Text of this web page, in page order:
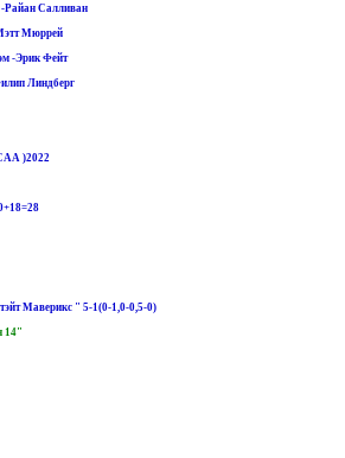
Райан Салливан
Мюррей
-Эрик Фейт
Линдберг
)2022
Маверикс " 5-1(0-1,0-0,5-0)
14"